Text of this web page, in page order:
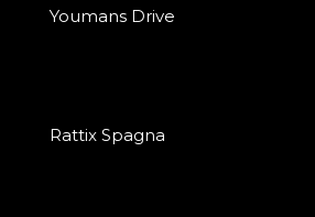
Youmans Drive
Rattix Spagna